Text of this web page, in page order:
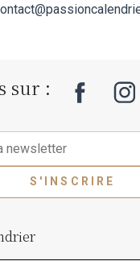
sur :
S'INSCRIRE